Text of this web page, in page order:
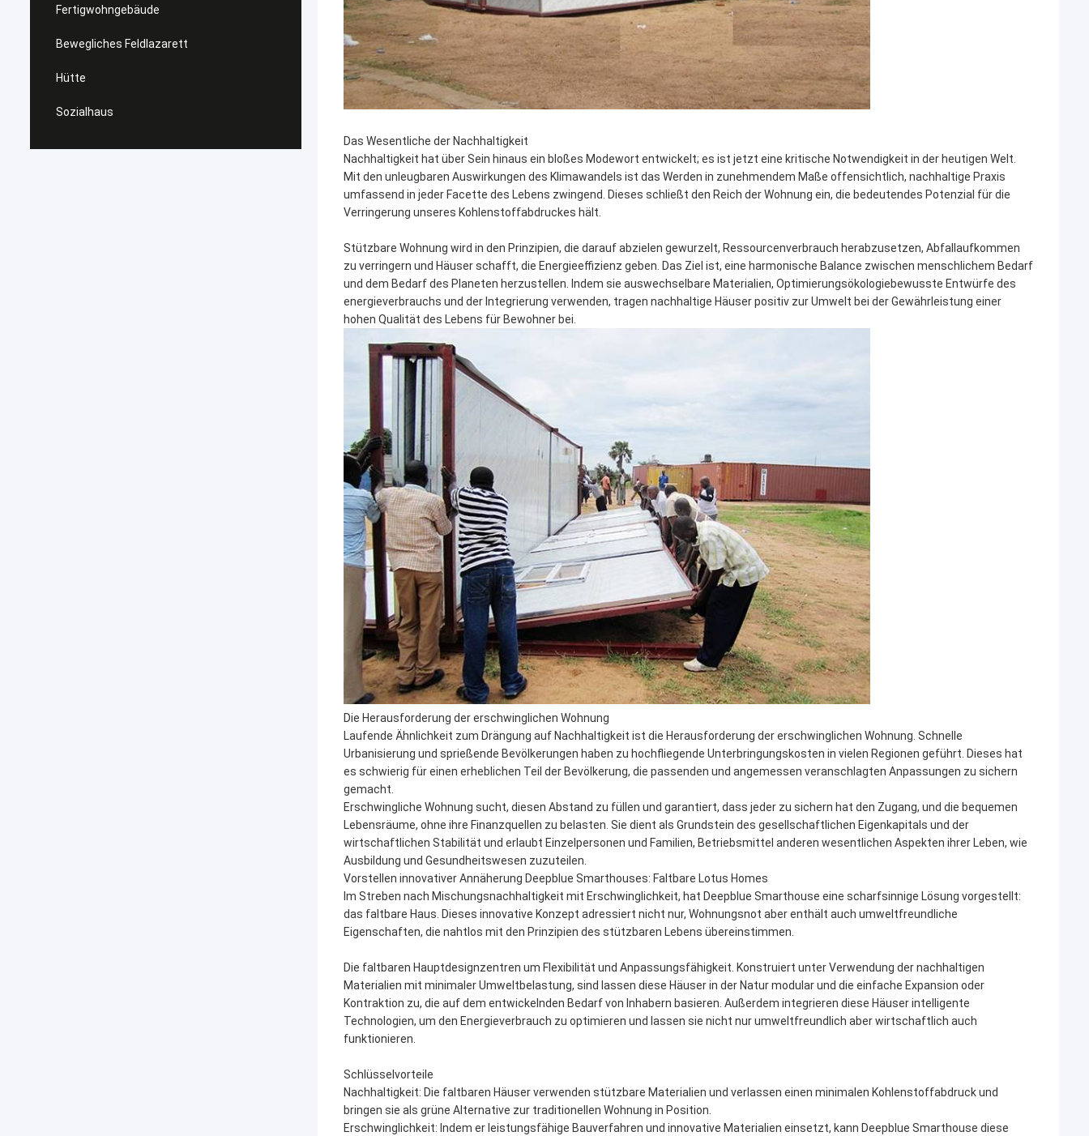
Fertigwohngebäude
Bewegliches Feldlazarett
Hütte
Sozialhaus
Das Wesentliche der Nachhaltigkeit
Nachhaltigkeit hat über Sein hinaus ein bloßes Modewort entwickelt; es ist jetzt eine kritische Notwendigkeit in der heutigen Welt.
Mit den unleugbaren Auswirkungen des Klimawandels ist das Werden in zunehmendem Maße offensichtlich, nachhaltige Praxis
umfassend in jeder Facette des Lebens zwingend. Dieses schließt den Reich der Wohnung ein, die bedeutendes Potenzial für die
Verringerung unseres Kohlenstoffabdruckes hält.
Stützbare Wohnung wird in den Prinzipien, die darauf abzielen gewurzelt, Ressourcenverbrauch herabzusetzen, Abfallaufkommen
zu verringern und Häuser schafft, die Energieeffizienz geben. Das Ziel ist, eine harmonische Balance zwischen menschlichem Bedarf
und dem Bedarf des Planeten herzustellen. Indem sie auswechselbare Materialien, Optimierungsökologiebewusste Entwürfe des
energieverbrauchs und der Integrierung verwenden, tragen nachhaltige Häuser positiv zur Umwelt bei der Gewährleistung einer
hohen Qualität des Lebens für Bewohner bei.
Die Herausforderung der erschwinglichen Wohnung
Laufende Ähnlichkeit zum Drängung auf Nachhaltigkeit ist die Herausforderung der erschwinglichen Wohnung. Schnelle
Urbanisierung und sprießende Bevölkerungen haben zu hochfliegende Unterbringungskosten in vielen Regionen geführt. Dieses hat
es schwierig für einen erheblichen Teil der Bevölkerung, die passenden und angemessen veranschlagten Anpassungen zu sichern
gemacht.
Erschwingliche Wohnung sucht, diesen Abstand zu füllen und garantiert, dass jeder zu sichern hat den Zugang, und die bequemen
Lebensräume, ohne ihre Finanzquellen zu belasten. Sie dient als Grundstein des gesellschaftlichen Eigenkapitals und der
wirtschaftlichen Stabilität und erlaubt Einzelpersonen und Familien, Betriebsmittel anderen wesentlichen Aspekten ihrer Leben, wie
Ausbildung und Gesundheitswesen zuzuteilen.
Vorstellen innovativer Annäherung Deepblue Smarthouses: Faltbare Lotus Homes
Im Streben nach Mischungsnachhaltigkeit mit Erschwinglichkeit, hat Deepblue Smarthouse eine scharfsinnige Lösung vorgestellt:
das faltbare Haus. Dieses innovative Konzept adressiert nicht nur, Wohnungsnot aber enthält auch umweltfreundliche
Eigenschaften, die nahtlos mit den Prinzipien des stützbaren Lebens übereinstimmen.
Die faltbaren Hauptdesignzentren um Flexibilität und Anpassungsfähigkeit. Konstruiert unter Verwendung der nachhaltigen
Materialien mit minimaler Umweltbelastung, sind lassen diese Häuser in der Natur modular und die einfache Expansion oder
Kontraktion zu, die auf dem entwickelnden Bedarf von Inhabern basieren. Außerdem integrieren diese Häuser intelligente
Technologien, um den Energieverbrauch zu optimieren und lassen sie nicht nur umweltfreundlich aber wirtschaftlich auch
funktionieren.
Schlüsselvorteile
Nachhaltigkeit: Die faltbaren Häuser verwenden stützbare Materialien und verlassen einen minimalen Kohlenstoffabdruck und
bringen sie als grüne Alternative zur traditionellen Wohnung in Position.
Erschwinglichkeit: Indem er leistungsfähige Bauverfahren und innovative Materialien einsetzt, kann Deepblue Smarthouse diese